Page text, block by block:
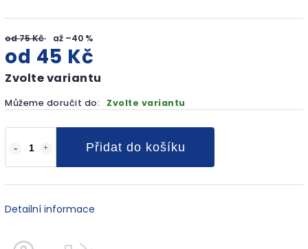
od 75 Kč až –40 %
od 45 Kč
Zvolte variantu
Můžeme doručit do: Zvolte variantu
Přidat do košíku
Detailní informace